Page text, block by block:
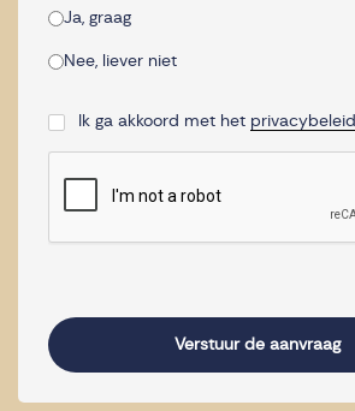
Ja, graag
Nee, liever niet
Consent*
Ik ga akkoord met het privacybeleid
Verstuur de aanvraag